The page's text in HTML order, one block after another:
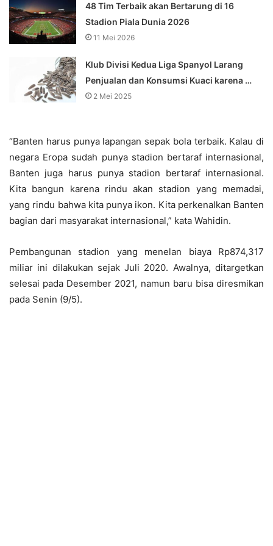
48 Tim Terbaik akan Bertarung di 16
Stadion Piala Dunia 2026
11 Mei 2026
Klub Divisi Kedua Liga Spanyol Larang
Penjualan dan Konsumsi Kuaci karena …
2 Mei 2025
“Banten harus punya lapangan sepak bola terbaik. Kalau di
negara Eropa sudah punya stadion bertaraf internasional,
Banten juga harus punya stadion bertaraf internasional.
Kita bangun karena rindu akan stadion yang memadai,
yang rindu bahwa kita punya ikon. Kita perkenalkan Banten
bagian dari masyarakat internasional,” kata Wahidin.
Pembangunan stadion yang menelan biaya Rp874,317
miliar ini dilakukan sejak Juli 2020. Awalnya, ditargetkan
selesai pada Desember 2021, namun baru bisa diresmikan
pada Senin (9/5).